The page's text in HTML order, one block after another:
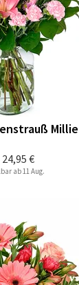
24,95 €
Millie
ab 11 Aug.